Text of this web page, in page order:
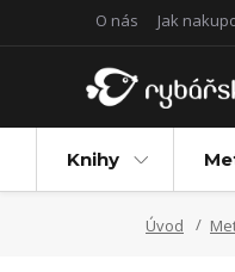
O nás Jak
Knihy
Úvod